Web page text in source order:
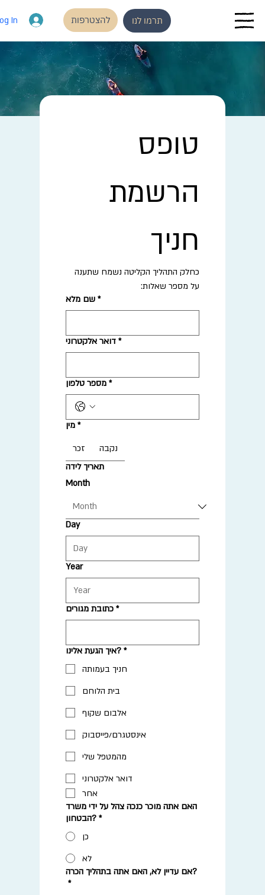
In להצטרפות תרמו לנו
חניך
על מספר שאלות:
שם מלא *
דואר אלקטרוני *
מספר טלפון *
מין *
זכר
נקבה
תאריך לידה
Month
Day
Year
כתובת מגורים *
איך הגעת אלינו? *
חניך בעמותה
בית הלוחם
אלבום שקוף
אינסטגרם/פייסבוק
מהמטפל שלי
דואר אלקטרוני
אחר
האם אתה מוכר כנכה צהל על ידי משרד
הבטחון? *
כן
לא
אם עדיין לא, האם אתה בתהליך הכרה?
*